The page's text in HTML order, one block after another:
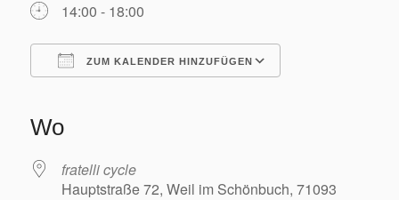
14:00 - 18:00
ZUM KALENDER HINZUFÜGEN
Wo
fratelli cycle
Hauptstraße 72, Weil im Schönbuch, 71093